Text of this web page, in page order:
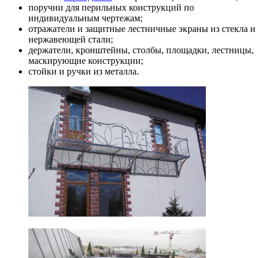
поручни для перильных конструкций по
индивидуальным чертежам;
отражатели и защитные лестничные экраны из стекла и
нержавеющей стали;
держатели, кронштейны, столбы, площадки, лестницы,
маскирующие конструкции;
стойки и ручки из металла.